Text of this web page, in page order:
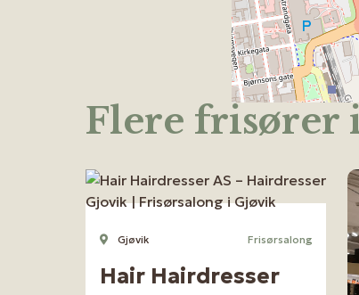
Flere frisører
Gjøvik Frisørsalong
Hair Hairdresser